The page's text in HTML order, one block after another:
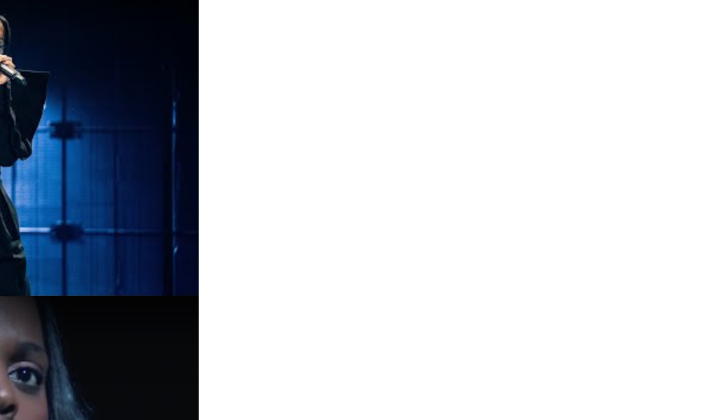
| Eurosong 2025